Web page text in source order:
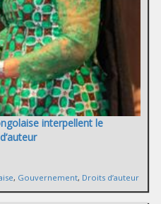
interpellent le
, Gouvernement, Droits d’auteur